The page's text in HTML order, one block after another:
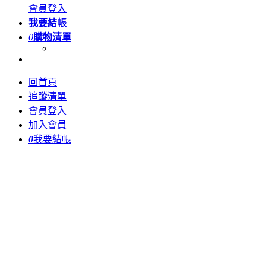
會員登入
我要結帳
0購物清單
回首頁
追蹤清單
會員登入
加入會員
0我要結帳